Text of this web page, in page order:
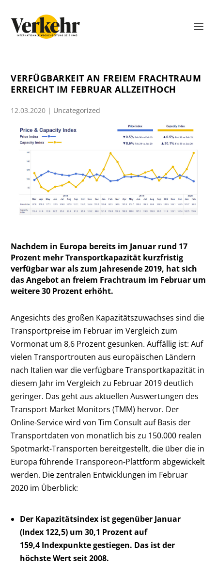
VERFÜGBARKEIT AN FREIEM FRACHTRAUM
ERREICHT IM FEBRUAR ALLZEITHOCH
12.03.2020 | Uncategorized
Nachdem in Europa bereits im Januar rund 17
Prozent mehr Transportkapazität kurzfristig
verfügbar war als zum Jahresende 2019, hat sich
das Angebot an freiem Frachtraum im Februar um
weitere 30 Prozent erhöht.
Angesichts des großen Kapazitätszuwachses sind die
Transportpreise im Februar im Vergleich zum
Vormonat um 8,6 Prozent gesunken. Auffällig ist: Auf
vielen Transportrouten aus europäischen Ländern
nach Italien war die verfügbare Transportkapazität in
diesem Jahr im Vergleich zu Februar 2019 deutlich
geringer. Das geht aus aktuellen Auswertungen des
Transport Market Monitors (TMM) hervor. Der
Online-Service wird von Tim Consult auf Basis der
Transportdaten von monatlich bis zu 150.000 realen
Spotmarkt-Transporten bereitgestellt, die über die in
Europa führende Transporeon-Plattform abgewickelt
werden. Die zentralen Entwicklungen im Februar
2020 im Überblick:
Der Kapazitätsindex ist gegenüber Januar
(Index 122,5) um 30,1 Prozent auf
159,4 Indexpunkte gestiegen. Das ist der
höchste Wert seit 2008.